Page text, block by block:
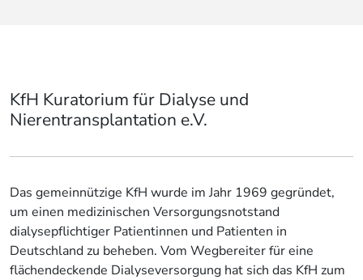
KfH Kuratorium für Dialyse und
Nierentransplantation e.V.
Das gemeinnützige KfH wurde im Jahr 1969 gegründet,
um einen medizinischen Versorgungsnotstand
dialysepflichtiger Patientinnen und Patienten in
Deutschland zu beheben. Vom Wegbereiter für eine
flächendeckende Dialyseversorgung hat sich das KfH zum